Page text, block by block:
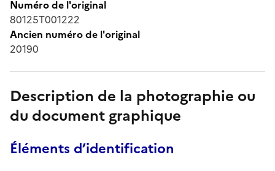
Numéro de l'original
80125T001222
Ancien numéro de l'original
20190
Description de la photographie ou
du document graphique
Éléments d’identification